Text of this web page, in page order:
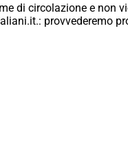
di circolazione e non
provvederemo